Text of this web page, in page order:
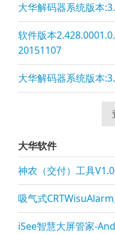
大华解码器系统版本
软件版本
20151107
大华解码器系统版本
大华软件
神农（交付）工具
吸气式
iSee智慧大屏管家-